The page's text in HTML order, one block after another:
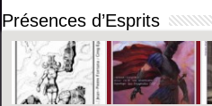
Présences d’Esprits